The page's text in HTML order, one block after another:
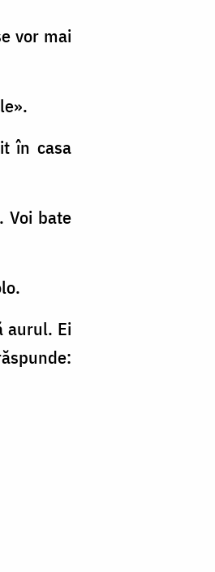
vor mai
în casa
Voi bate
aurul. Ei